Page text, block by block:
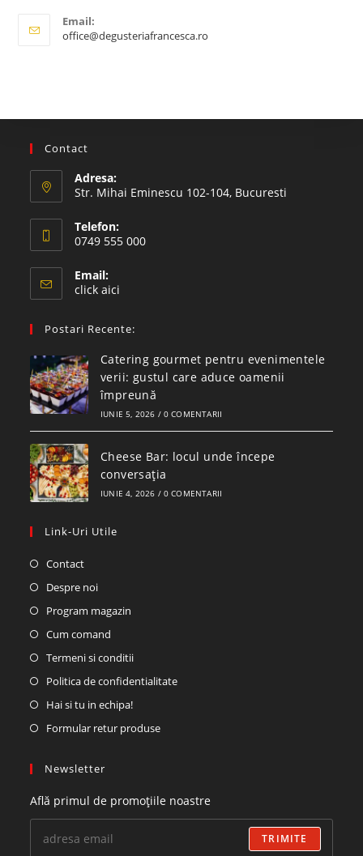
Email:
office@degusteriafrancesca.ro
Contact
Adresa:
Str. Mihai Eminescu 102-104, Bucuresti
Telefon:
0749 555 000
Email:
click aici
Postari Recente:
Catering gourmet pentru evenimentele
verii: gustul care aduce oamenii
împreună
IUNIE 5, 2026 / 0 COMENTARII
Cheese Bar: locul unde începe
conversația
IUNIE 4, 2026 / 0 COMENTARII
Link-Uri Utile
Contact
Despre noi
Program magazin
Cum comand
Termeni si conditii
Politica de confidentialitate
Hai si tu in echipa!
Formular retur produse
Newsletter
Află primul de promoțiile noastre
TRIMITE